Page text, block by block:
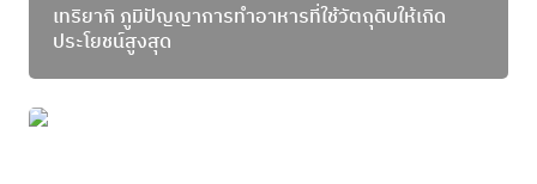
เทริยากิ ภูมิปัญญาการทำอาหารที่ใช้วัตถุดิบให้เกิด
ประโยชน์สูงสุด
ทานคลีนชวนทำ ข้าวต้มปลาคูณสาม